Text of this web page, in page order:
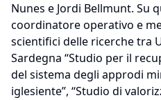
Nunes e Jordi Bellmunt. Su
coordinatore operativo e
scientifici delle ricerche tra
Sardegna “Studio per il
del sistema degli approdi
iglesiente”, “Studio di